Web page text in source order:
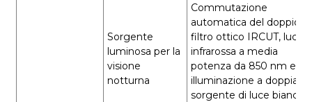
Sorgente
luminosa per la
visione
notturna
Commutazione
automatica del doppio
filtro ottico IRCUT, luce
infrarossa a media
potenza da 850 nm e
illuminazione a doppia
sorgente di luce bianca